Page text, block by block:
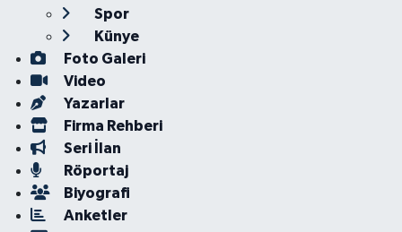
Spor
Künye
Foto Galeri
Video
Yazarlar
Firma Rehberi
Seri İlan
Röportaj
Biyografi
Anketler